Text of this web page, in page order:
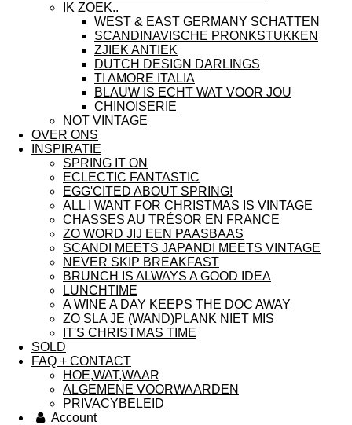
IK ZOEK..
WEST & EAST GERMANY SCHATTEN
SCANDINAVISCHE PRONKSTUKKEN
ZJIEK ANTIEK
DUTCH DESIGN DARLINGS
TI AMORE ITALIA
BLAUW IS ECHT WAT VOOR JOU
CHINOISERIE
NOT VINTAGE
OVER ONS
INSPIRATIE
SPRING IT ON
ECLECTIC FANTASTIC
EGG'CITED ABOUT SPRING!
ALL I WANT FOR CHRISTMAS IS VINTAGE
CHASSES AU TRÉSOR EN FRANCE
ZO WORD JIJ EEN PAASBAAS
SCANDI MEETS JAPANDI MEETS VINTAGE
NEVER SKIP BREAKFAST
BRUNCH IS ALWAYS A GOOD IDEA
LUNCHTIME
A WINE A DAY KEEPS THE DOC AWAY
ZO SLA JE (WAND)PLANK NIET MIS
IT'S CHRISTMAS TIME
SOLD
FAQ + CONTACT
HOE,WAT,WAAR
ALGEMENE VOORWAARDEN
PRIVACYBELEID
Account